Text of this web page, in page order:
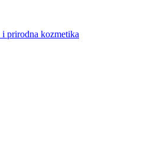
prirodna kozmetika